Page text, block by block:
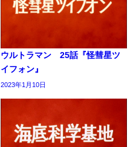
ウルトラマン 25話『怪彗星ツ
イフォン』
2023年1月10日